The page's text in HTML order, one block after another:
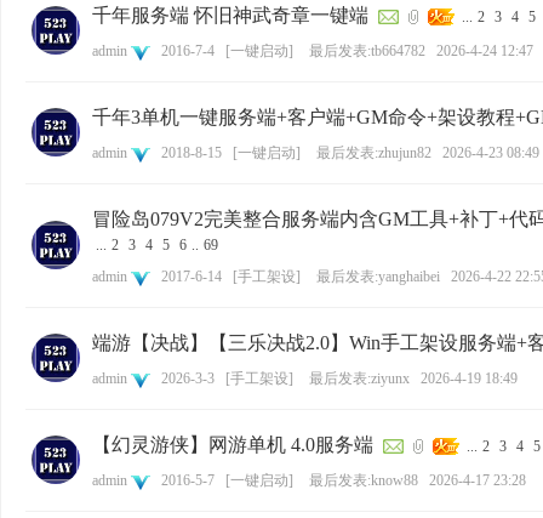
千年服务端 怀旧神武奇章一键端 ... 2 3 4 5
admin
2016-7-4 [一键启动] 最后发表:tb664782 2026-4-24 12:47
千年3单机一键服务端+客户端+GM命令+架设教程
admin 2018-8-15 [一键启动] 最后发表:zhujun82 2026-4-23 08:49
冒险岛079V2完美整合服务端内含GM工具+补丁+代
... 2 3 4 5 6 .. 69
admin
2017-6-14 [手工架设] 最后发表:yanghaibei 2026-4-22
端游【决战】【三乐决战2.0】Win手工架设服务端+
admin 2026-3-3 [手工架设] 最后发表:ziyunx 2026-4-19 18:49
【幻灵游侠】网游单机 4.0服务端 ... 2 3 4 5
admin
2016-5-7 [一键启动] 最后发表:know88 2026-4-17 23:28